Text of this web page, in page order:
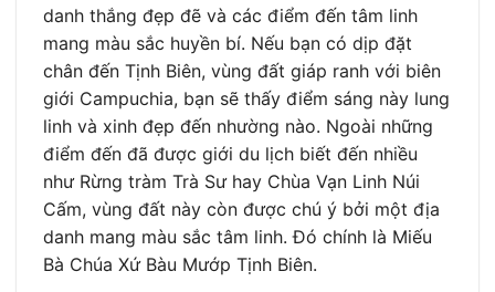
danh thắng đẹp đẽ và các điểm đến tâm linh
mang màu sắc huyền bí. Nếu bạn có dịp đặt
chân đến Tịnh Biên, vùng đất giáp ranh với biên
giới Campuchia, bạn sẽ thấy điểm sáng này lung
linh và xinh đẹp đến nhường nào. Ngoài những
điểm đến đã được giới du lịch biết đến nhiều
như Rừng tràm Trà Sư hay Chùa Vạn Linh Núi
Cấm, vùng đất này còn được chú ý bởi một địa
danh mang màu sắc tâm linh. Đó chính là Miếu
Bà Chúa Xứ Bàu Mướp Tịnh Biên.